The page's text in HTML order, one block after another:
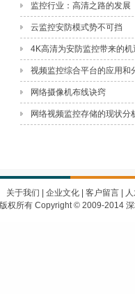
监控行业：高清之路的发展
云监控安防模式势不可挡
4K高清为安防监控带来的机
视频监控综合平台的应用和
网络摄像机布线诀窍
网络视频监控存储的现状分
关于我们 企业文化 客户留言
版权所有 Copyright © 2009-2014